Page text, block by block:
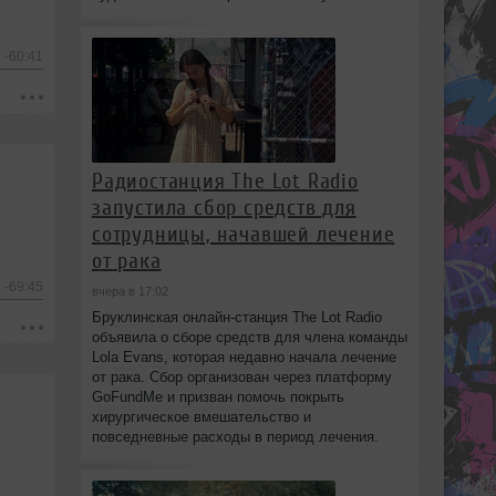
-60:41
-69:45
Радиостанция The Lot Radio
запустила сбор средств для
сотрудницы, начавшей лечение
от рака
вчера в 17:02
Бруклинская онлайн-станция The Lot Radio
объявила о сборе средств для члена команды
Lola Evans, которая недавно начала лечение
от рака. Сбор организован через платформу
GoFundMe и призван помочь покрыть
хирургическое вмешательство и
повседневные расходы в период лечения.